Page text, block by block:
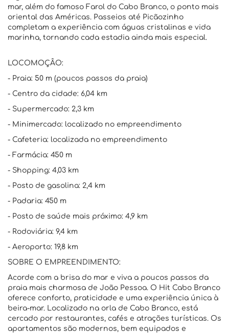
mar, além do famoso Farol do Cabo Branco, o ponto mais
oriental das Américas. Passeios até Picãozinho
completam a experiência com águas cristalinas e vida
marinha, tornando cada estadia ainda mais especial.
LOCOMOÇÂO:
- Praia: 50 m (poucos passos da praia)
- Centro da cidade: 6,04 km
- Supermercado: 2,3 km
- Minimercado: localizado no empreendimento
- Cafeteria: localizada no empreendimento
- Farmácia: 450 m
- Shopping: 4,03 km
- Posto de gasolina: 2,4 km
- Padaria: 450 m
- Posto de saúde mais próximo: 4,9 km
- Rodoviária: 9,4 km
- Aeroporto: 19,8 km
SOBRE O EMPREENDIMENTO:
Acorde com a brisa do mar e viva a poucos passos da
praia mais charmosa de João Pessoa. O Hit Cabo Branco
oferece conforto, praticidade e uma experiência única à
beira-mar. Localizado na orla de Cabo Branco, está
cercado por restaurantes, cafés e atrações turísticas. Os
apartamentos são modernos, bem equipados e